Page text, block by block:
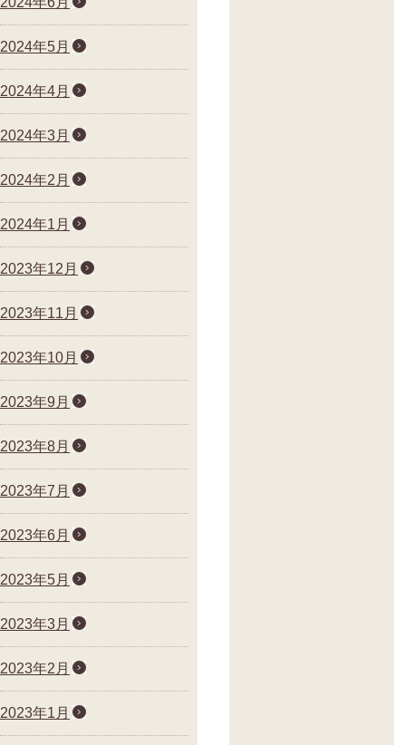
2024年5月
2024年4月
2024年3月
2024年2月
2024年1月
2023年12月
2023年11月
2023年10月
2023年9月
2023年8月
2023年7月
2023年6月
2023年5月
2023年3月
2023年2月
2023年1月